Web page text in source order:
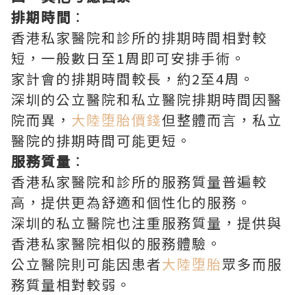
排期時間 ：
香港私家醫院和診所的排期時間相對較
短，一般數日至1周即可安排手術。
家計會的排期時間較長，約2至4周。
深圳的公立醫院和私立醫院排期時間因醫
院而異， 大陸堕胎價錢但整體而言，私立
醫院的排期時間可能更短。
服務質量 ：
香港私家醫院和診所的服務質量普遍較
高，提供更為舒適和個性化的服務。
深圳的私立醫院也注重服務質量，提供與
香港私家醫院相似的服務體驗。
公立醫院則可能因患者大陸堕胎眾多而服
務質量相對較弱。